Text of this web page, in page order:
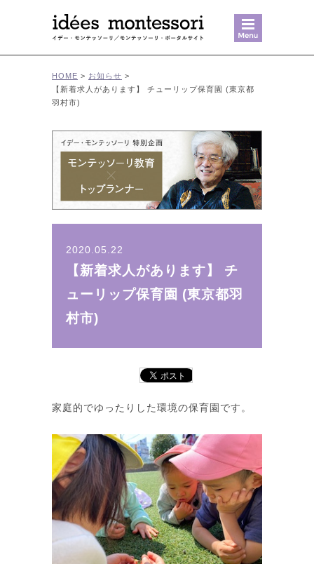
HOME > お知らせ >
【新着求人があります】 チューリップ保育園 (東京都
羽村市)
2020.05.22
【新着求人があります】 チ
ューリップ保育園 (東京都羽
村市)
家庭的でゆったりした環境の保育園です。